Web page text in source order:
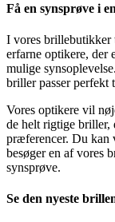
Få en synsprøve i
I vores brillebutikker
erfarne optikere, der
mulige
briller passer perfekt
Vores optikere vil
de helt rigtige briller,
præferencer. Du kan
besøger en af vores
synsprøve.
Se den nyeste